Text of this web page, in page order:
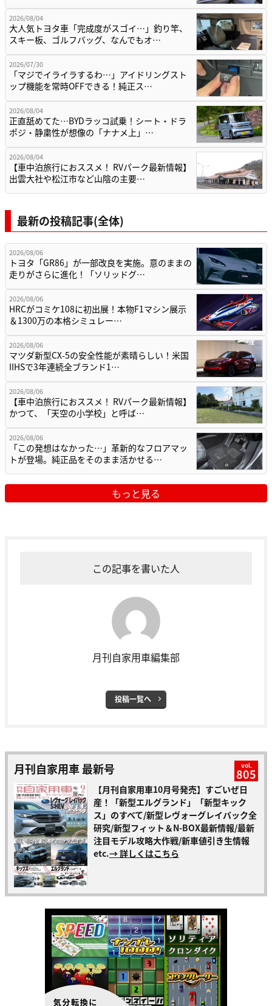
2026/08/04
大人気トヨタ車「完成度がスゴイ…」釣り竿、
スキー板、ゴルフバッグ、なんでもオ…
2026/07/30
「マジでイライラするわ…」アイドリングスト
ップ機能を常時OFFできる！純正ス…
2026/08/04
正直舐めてた…BYDラッコ試乗！シート・ドラ
ポジ・静粛性が想像の「ナナメ上」…
2026/08/04
【車中泊旅行におススメ！ RVパーク最新情報】
出雲大社や松江市など山陰の主要…
最新の投稿記事(全体)
2026/08/06
トヨタ「GR86」が一部改良を実施。意のままの
走りがさらに進化！「ソリッドグ…
2026/08/06
HRCがコミケ108に初出展！本物F1マシン展示
＆1300万の本格シミュレー…
2026/08/06
マツダ新型CX-5の安全性能が素晴らしい！米国
IIHSで3年連続全ブランド1…
2026/08/06
【車中泊旅行におススメ！ RVパーク最新情報】
かつて、「天空の小学校」と呼ば…
2026/08/06
「この発想はなかった…」革新的なフロアマッ
トが登場。純正品をそのまま活かせる…
もっと見る
この記事を書いた人
月刊自家用車編集部
投稿一覧へ
月刊自家用車 最新号 vol.
805
【月刊自家用車10月号発売】すごいぜ日
産！「新型エルグランド」「新型キック
ス」のすべて/新型レヴォーグレイバック全
研究/新型フィット＆N-BOX最新情報/最新
注目モデル攻略大作戦/新車値引き生情報
etc.→ 詳しくはこちら